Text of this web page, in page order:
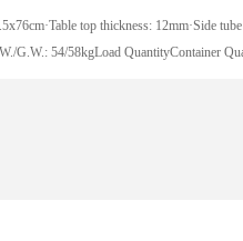
top thickness: 12mm·Side
G.W.: 54/58kgLoad QuantityContainer